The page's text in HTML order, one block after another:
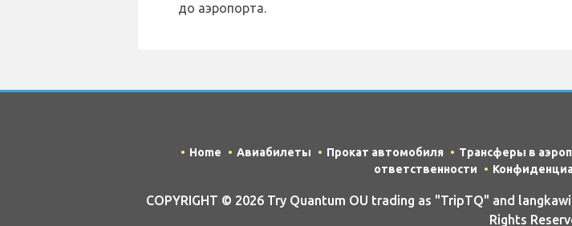
до аэропорта.
Home Авиабилеты Прокат автомобиля Трансферы в
ответственности
COPYRIGHT © 2026 Try Quantum OU trading as "TripTQ" and
Rights